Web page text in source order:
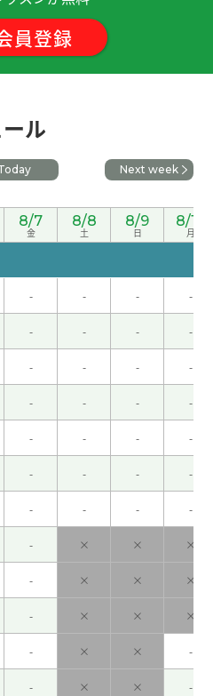
心和您一起学习。我儿子
次见啦！( 50代 男性 )
记的时候后学习结果补
ます😊 ウィチャットの使
迷惑をおかけしました。
いします🙇( 60代 女性 )
谢你的关心。下次见。
您的课很开心，下次
休息、或者找些让自己
注意健康、所以我认为
概率更高。 另外、学习
的效果、即使大脑的一
神经回路似乎也能弥补
日语和英语、所以因痴
能比较低。
感到高兴。 希望她以后
員登録
ル
Next week
8/7
金
8/8
土
8/9
日
8/10
月
- - - -
- - - -
- - - -
- - - -
- - - -
- - - -
- - - -
- × × ×
- × × ×
- × × ×
- × × -
- × × -